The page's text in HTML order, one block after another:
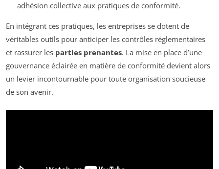
adhésion collective aux pratiques de conformité.
En intégrant ces pratiques, les entreprises se dotent de
véritables outils pour anticiper les contrôles réglementaires
et rassurer les parties prenantes. La mise en place d’une
gouvernance éclairée en matière de conformité devient alors
un levier incontournable pour toute organisation soucieuse
de son avenir.